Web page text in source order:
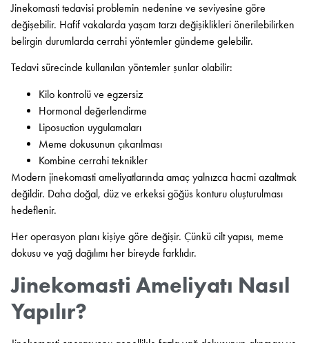
Jinekomasti tedavisi problemin nedenine ve seviyesine göre
değişebilir. Hafif vakalarda yaşam tarzı değişiklikleri önerilebilirken
belirgin durumlarda cerrahi yöntemler gündeme gelebilir.
Tedavi sürecinde kullanılan yöntemler şunlar olabilir:
Kilo kontrolü ve egzersiz
Hormonal değerlendirme
Liposuction uygulamaları
Meme dokusunun çıkarılması
Kombine cerrahi teknikler
Modern jinekomasti ameliyatlarında amaç yalnızca hacmi azaltmak
değildir. Daha doğal, düz ve erkeksi göğüs konturu oluşturulması
hedeflenir.
Her operasyon planı kişiye göre değişir. Çünkü cilt yapısı, meme
dokusu ve yağ dağılımı her bireyde farklıdır.
Jinekomasti Ameliyatı Nasıl
Yapılır?